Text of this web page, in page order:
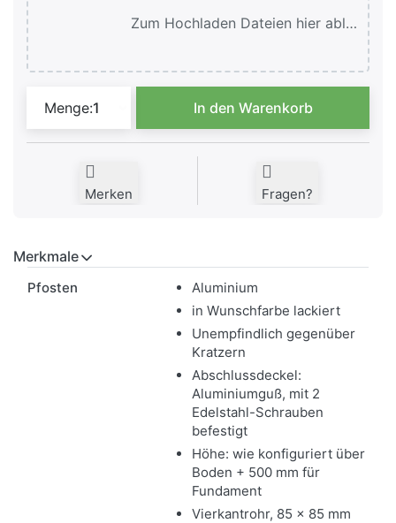
Zum Hochladen Dateien hier ablegen oder klicken.
Menge:1 In den Warenkorb
Merken Fragen?
Merkmale
Pfosten
Aluminium
in Wunschfarbe lackiert
Unempfindlich gegenüber
Kratzern
Abschlussdeckel:
Aluminiumguß, mit 2
Edelstahl-Schrauben
befestigt
Höhe: wie konfiguriert über
Boden + 500 mm für
Fundament
Vierkantrohr, 85 x 85 mm